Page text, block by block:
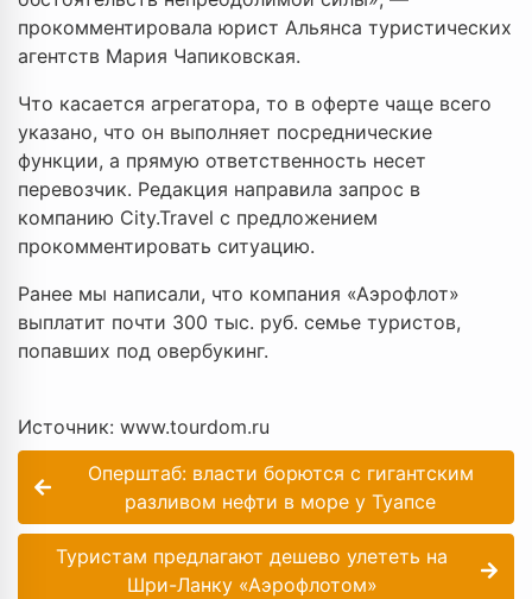
прокомментировала юрист Альянса туристических
агентств Мария Чапиковская.
Что касается агрегатора, то в оферте чаще всего
указано, что он выполняет посреднические
функции, а прямую ответственность несет
перевозчик. Редакция направила запрос в
компанию City.Travel с предложением
прокомментировать ситуацию.
Ранее мы написали, что компания «Аэрофлот»
выплатит почти 300 тыс. руб. семье туристов,
попавших под овербукинг.
Источник: www.tourdom.ru
Оперштаб: власти борются с гигантским
разливом нефти в море у Туапсе
Туристам предлагают дешево улететь на
Шри-Ланку «Аэрофлотом»